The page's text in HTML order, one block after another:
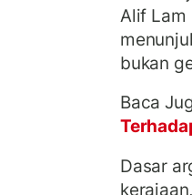
Alif Lam
bukan
Baca
Dasar